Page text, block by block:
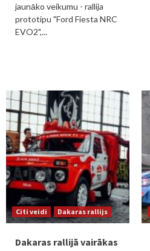
jaunāko veikumu - rallija
prototipu "Ford Fiesta NRC
EVO2",...
Citi veidi Dakaras rallijs
Dakaras rallijā vairākas